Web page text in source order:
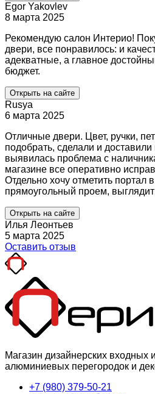
Egor Yakovlev
8 марта 2025
Рекомендую салон Интерио!
двери, все понравилось: и
адекватные, а главное
бюджет.
Открыть на сайте
Rusya
6 марта 2025
Отличные двери. Цвет, ручки,
подобрать, сделали и
выявилась проблема с
магазине все оперативно
Отдельно хочу отметить портал
прямоугольный проем,
Открыть на сайте
Илья Леонтьев
5 марта 2025
Оставить отзыв
Магазин дизайнерских
алюминиевых перегородок и
+7 (980) 379-50-21